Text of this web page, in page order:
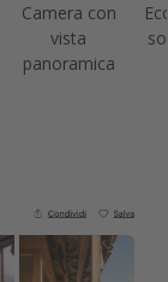
Camera con
vista
panoramica